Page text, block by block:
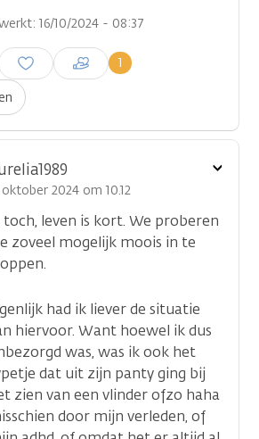
16/10/2024 - 08:37
1
een reactie te
oktober 2024 om 10.12
toch, leven is kort. We proberen
zoveel mogelijk moois in te
had ik liever de situatie
hiervoor. Want hoewel ik dus
was, was ik ook het
dat uit zijn panty ging bij
zien van een vlinder ofzo haha
door mijn verleden, of
Toon